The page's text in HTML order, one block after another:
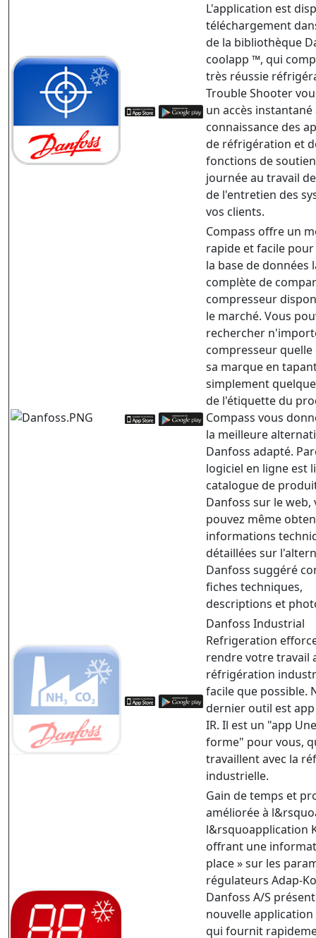
L'application est
téléchargement
de la bibliothèque
coolapp ™, qui
très réussie
Trouble Shooter
un accès instantané
connaissance des
de réfrigération et
fonctions de
journée au travail
de l'entretien des
vos clients.
Compass offre un
rapide et facile
la base de données
complète de
compresseur
le marché. Vous
rechercher
compresseur
sa marque en
simplement
de l'étiquette du
Compass vous
la meilleure
Danfoss adapté.
logiciel en ligne est
catalogue de
Danfoss sur le web,
pouvez même
informations
détaillées sur
Danfoss suggéré
fiches techniques,
descriptions et
Danfoss Industrial
Refrigeration
rendre votre travail
réfrigération
facile que possible.
dernier outil est
IR. Il est un "app
forme" pour vous,
travaillent avec la
industrielle.
Gain de temps et
améliorée à
l&rsquoapplication
offrant une
place » sur les
régulateurs Adap-
Danfoss A/S
nouvelle application
qui fournit